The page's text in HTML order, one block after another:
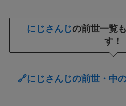
にじさんじの前世一覧
す！
🔗にじさんじの前世・中